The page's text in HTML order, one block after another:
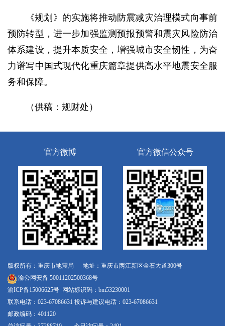
《规划》的实施将推动防震减灾治理模式向事前
预防转型，进一步加强监测预报预警和震灾风险防治
体系建设，提升本质安全，增强城市安全韧性，为奋
力谱写中国式现代化重庆篇章提供高水平地震安全服
务和保障。
（供稿：规财处）
官方微博 官方微信公众号
版权所有：重庆市地震局 地址：重庆市两江新区金石大道300号
渝公网安备 50011202500368号
渝ICP备15006625号 网站标识码：bm53230001
联系电话：023-67086631 投诉与建议电话：023-67086631
邮政编码：401120